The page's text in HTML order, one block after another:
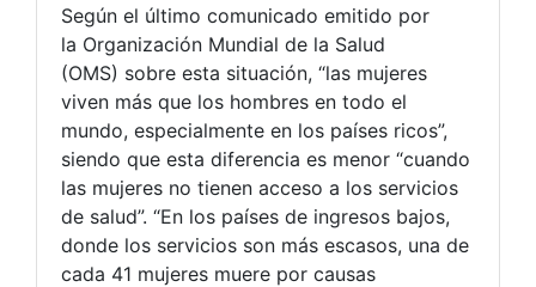
Según el último comunicado emitido por
la Organización Mundial de la Salud
(OMS) sobre esta situación, “las mujeres
viven más que los hombres en todo el
mundo, especialmente en los países ricos”,
siendo que esta diferencia es menor “cuando
las mujeres no tienen acceso a los servicios
de salud”. “En los países de ingresos bajos,
donde los servicios son más escasos, una de
cada 41 mujeres muere por causas